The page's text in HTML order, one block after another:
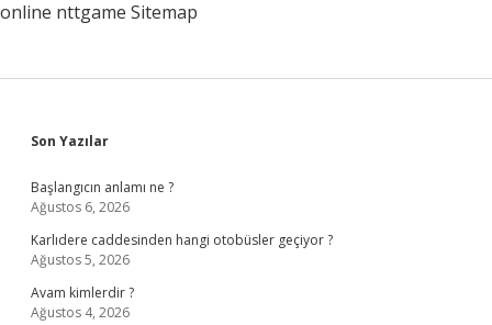
online nttgame Sitemap
Sidebar
Son Yazılar
Başlangıcın anlamı ne ?
Ağustos 6, 2026
Karlıdere caddesinden hangi otobüsler geçiyor ?
Ağustos 5, 2026
Avam kimlerdir ?
Ağustos 4, 2026